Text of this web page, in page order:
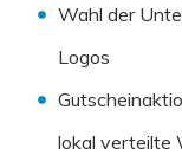
Wahl der
Logos
lokal verteilte